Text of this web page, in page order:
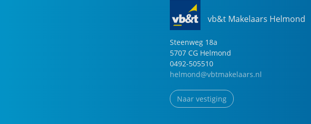
vb&t Makelaars Helmond
Steenweg 18a
5707 CG Helmond
0492-505510
helmond@vbtmakelaars.nl
Naar vestiging